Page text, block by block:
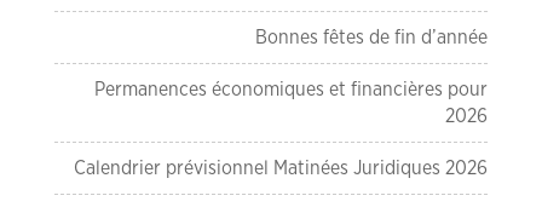
Bonnes fêtes de fin d’année
Permanences économiques et financières pour
2026
Calendrier prévisionnel Matinées Juridiques 2026